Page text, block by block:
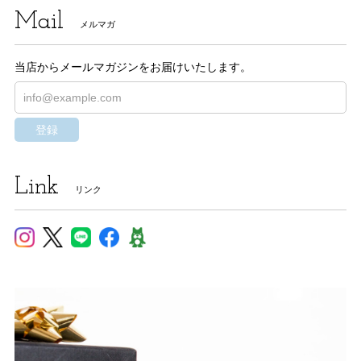
Mail メルマガ
当店からメールマガジンをお届けいたします。
登録
Link リンク